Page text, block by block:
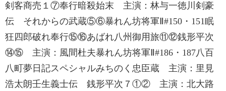
剣客商売１⑦奉行暗殺始末 主演：林与一徳川剣豪
伝 それからの武蔵⑤⑥暴れん坊将軍Ⅱ#150・151眠
狂四郎破れ奉行⑮⑯あばれ八州御用旅⑪⑫銭形平次
⑭⑮ 主演：風間杜夫暴れん坊将軍Ⅱ#186・187八百
八町夢日記スペシャルみちのく忠臣蔵 主演：里見
浩太朗壬生義士伝 銭形平次７①② 主演：北大路